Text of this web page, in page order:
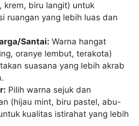
krem, biru langit) untuk
ruangan yang lebih luas dan
Santai: Warna hangat
oranye lembut, terakota)
suasana yang lebih akrab
Pilih warna sejuk dan
(hijau mint, biru pastel, abu-
kualitas istirahat yang lebih